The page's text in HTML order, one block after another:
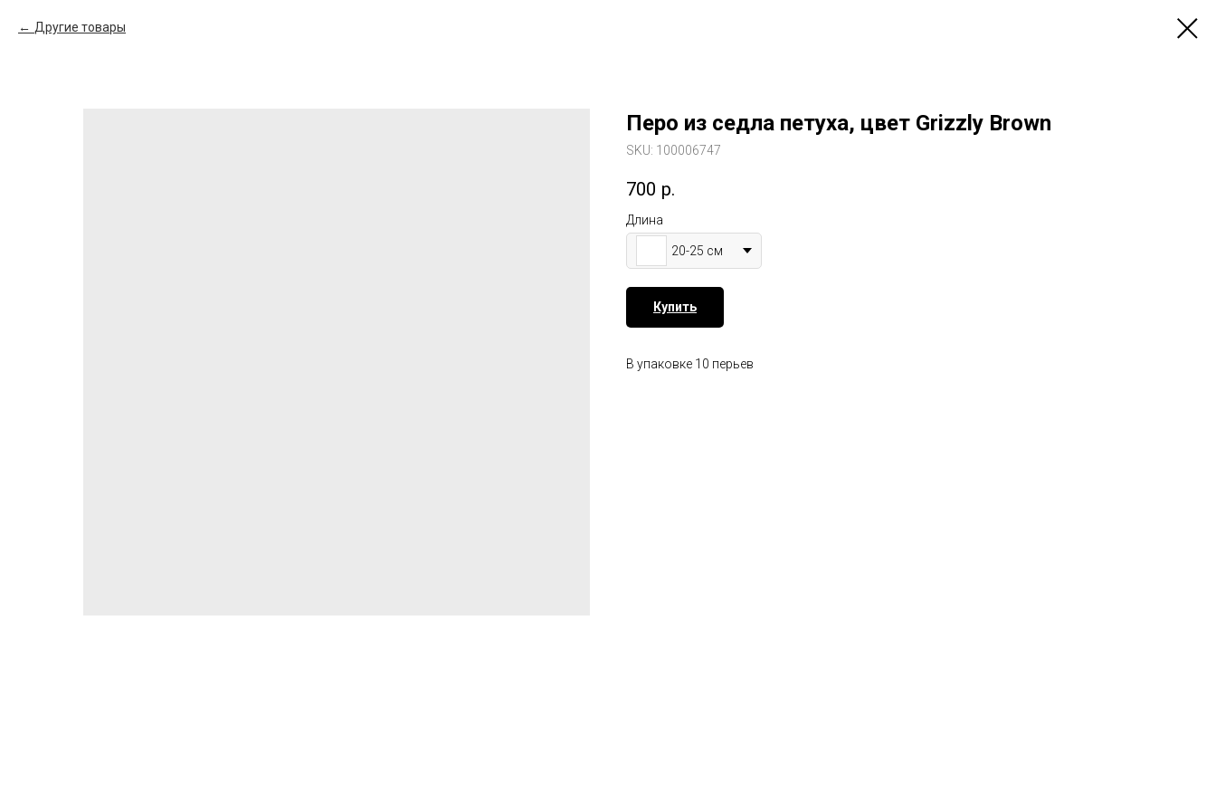
Другие товары
Перо из седла петуха, цвет Grizzly Brown
SKU: 100006747
700 р.
Длина
20-25 см
Купить
В упаковке 10 перьев